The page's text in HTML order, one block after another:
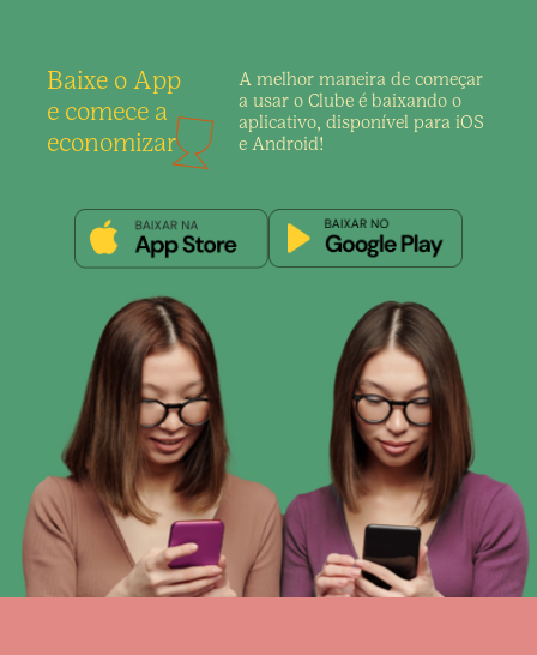
Baixe o App
e comece a
economizar
A melhor maneira de começar
a usar o Clube é baixando o
aplicativo, disponível para iOS
e Android!